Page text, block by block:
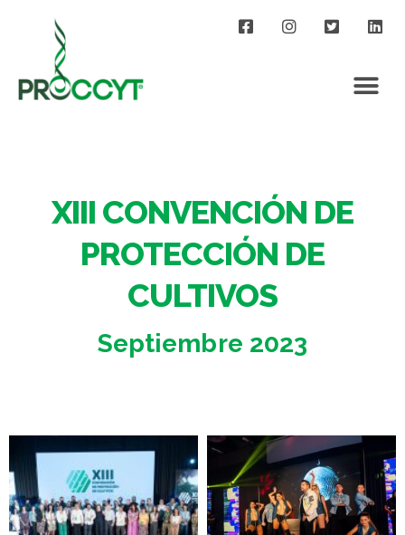
XIII CONVENCIÓN DE
PROTECCIÓN DE
CULTIVOS
Septiembre 2023